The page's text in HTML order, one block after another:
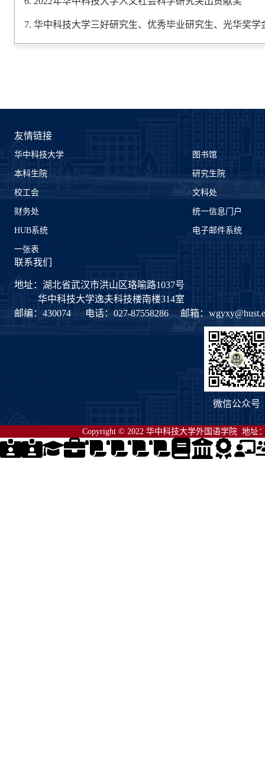
华中科技大学三好研究生、优秀毕业研究生、光华奖学
友情链接
华中科技大学 图书馆
本科生院 研究生院
校工会 文科处
财务处 统一信息门户
HUB系统 电子邮件系统
一张表
联系我们
地址：湖北省武汉市洪山区珞喻路1037号
华中科技大学逸夫科技楼南楼314室
邮编：430074
电话：027-87558286 邮箱：
微信公众号
Copyright © 2022 华中科技大学外国语学院 地址